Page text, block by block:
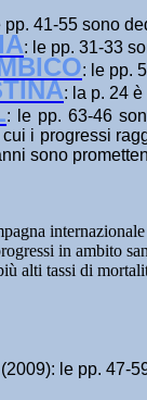
pp. 41-55 sono
: le pp. 31-33
: le pp.
: la p. 24
: le pp. 63-46
i progressi
sono
in ambito
alti tassi di
(2009): le pp. 47-